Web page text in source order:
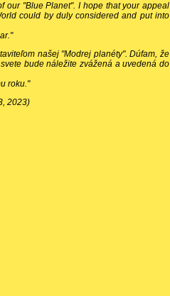
our "Blue Planet". I hope that your appeal
could by duly considered and put into
našej "Modrej planéty". Dúfam, že
bude náležite zvážená a uvedená do
roku."
2023)